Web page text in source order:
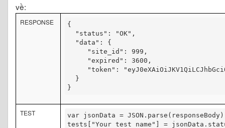
về:
RESPONSE
{
  "status": "OK",
  "data": {
     "site_id": 999,
     "expired": 3600,
"token":
  }
}
TEST
tests["Your test name"] =